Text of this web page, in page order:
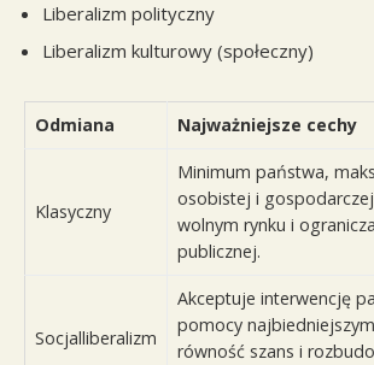
Liberalizm polityczny
Liberalizm kulturowy (społeczny)
Odmiana Najważniejsze cechy
Klasyczny
Minimum państwa,
osobistej i
wolnym rynku i
publicznej.
Socjalliberalizm
Akceptuje interwencję
pomocy
równość szans i